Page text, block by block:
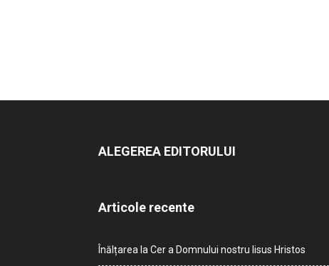
ALEGEREA EDITORULUI
Articole recente
Înălțarea la Cer a Domnului nostru Iisus Hristos